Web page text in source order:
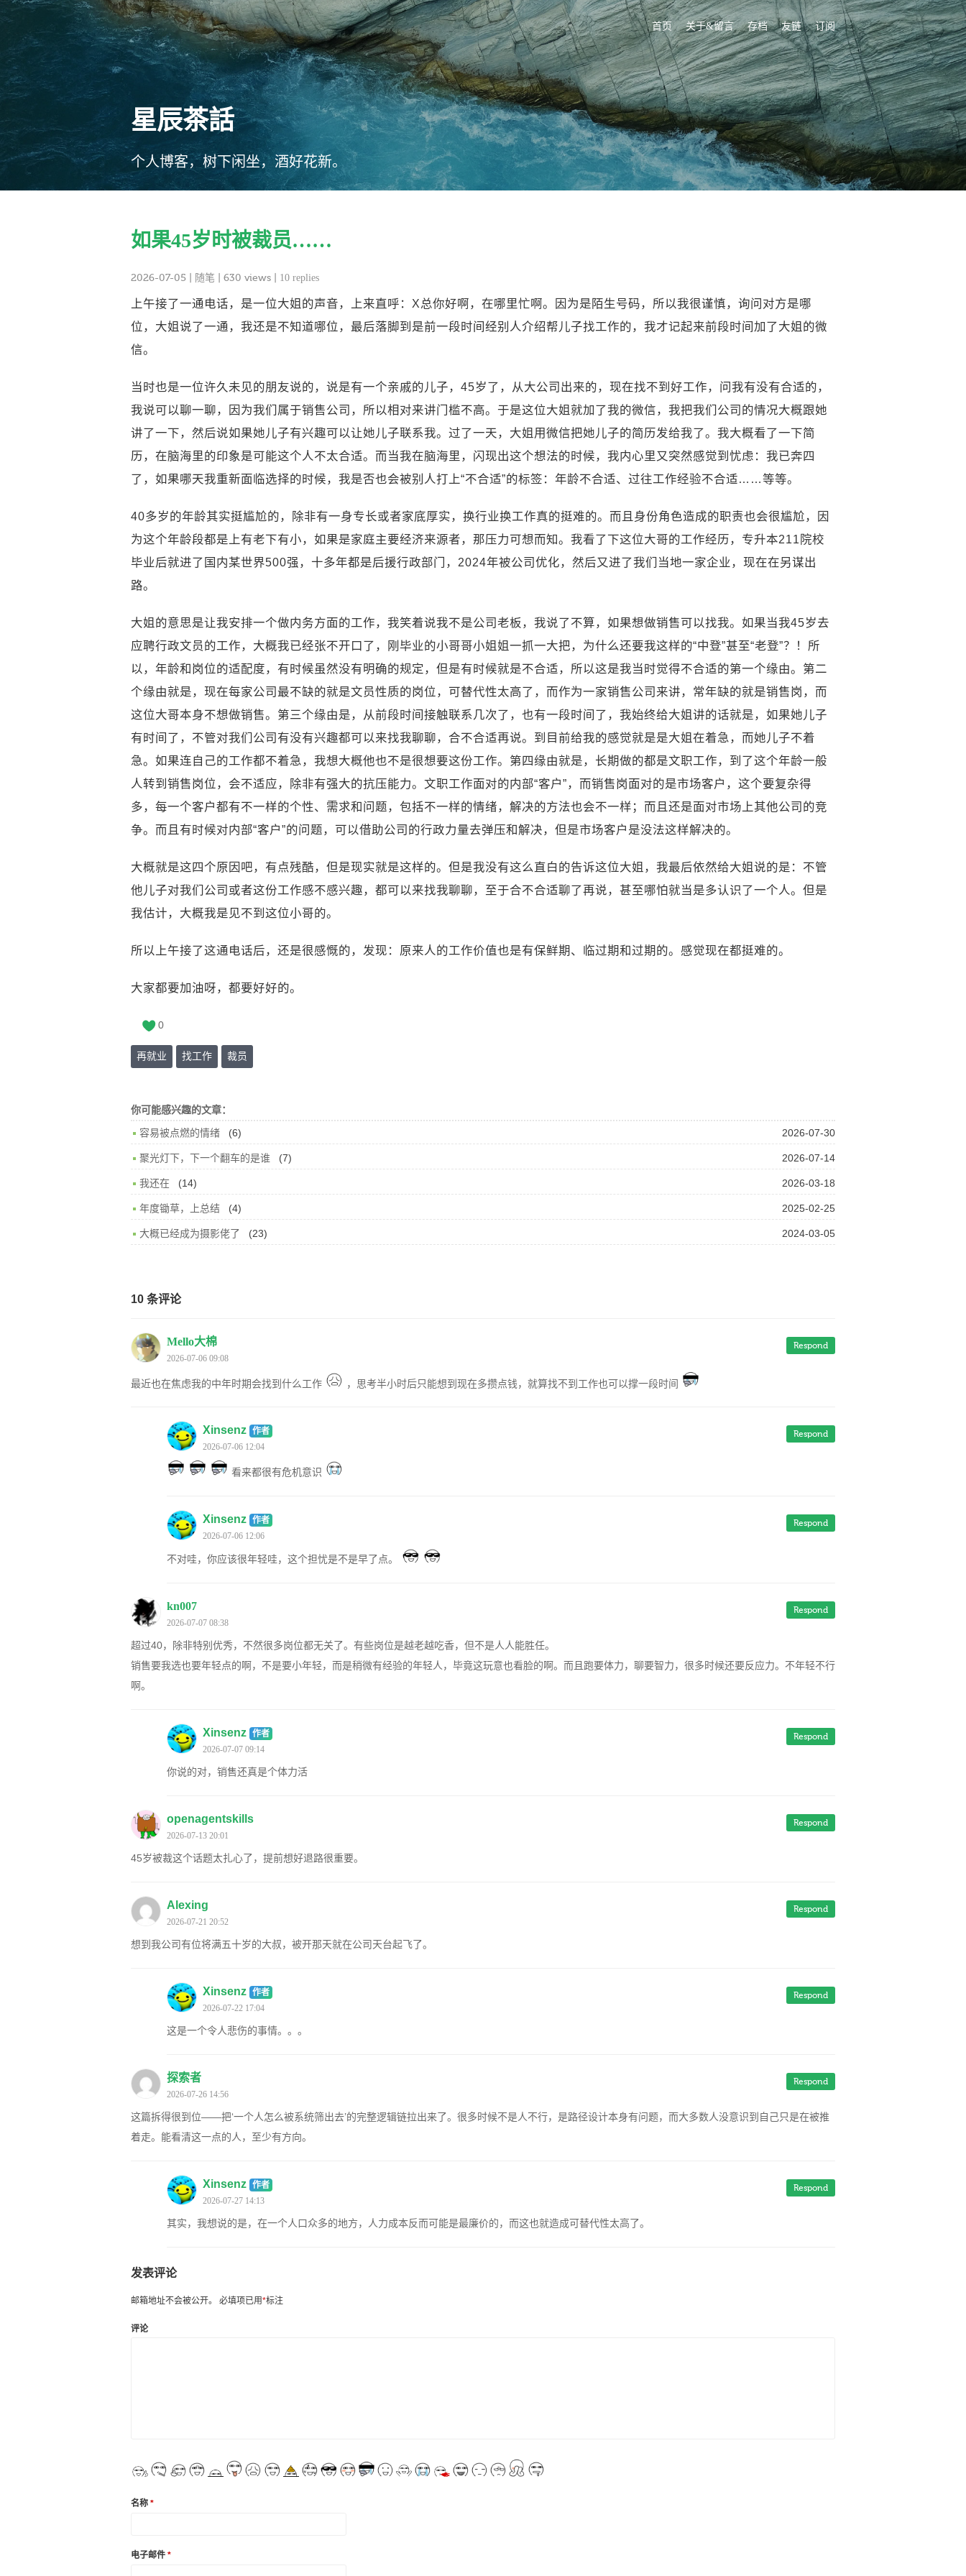
首页 关于&留言 存档 友链 订阅
星辰茶話
个人博客，树下闲坐，酒好花新。
如果45岁时被裁员……
2026-07-05 随笔 | 630 views | 10 replies
上午接了一通电话，是一位大姐的声音，上来直呼：X总你好啊，在哪里忙啊。因为是陌生号码，所以我很谨慎，询问对方是哪
位，大姐说了一通，我还是不知道哪位，最后落脚到是前一段时间经别人介绍帮儿子找工作的，我才记起来前段时间加了大姐的微
信。
当时也是一位许久未见的朋友说的，说是有一个亲戚的儿子，45岁了，从大公司出来的，现在找不到好工作，问我有没有合适的，
我说可以聊一聊，因为我们属于销售公司，所以相对来讲门槛不高。于是这位大姐就加了我的微信，我把我们公司的情况大概跟她
讲了一下，然后说如果她儿子有兴趣可以让她儿子联系我。过了一天，大姐用微信把她儿子的简历发给我了。我大概看了一下简
历，在脑海里的印象是可能这个人不太合适。而当我在脑海里，闪现出这个想法的时候，我内心里又突然感觉到忧虑：我已奔四
了，如果哪天我重新面临选择的时候，我是否也会被别人打上“不合适”的标签：年龄不合适、过往工作经验不合适……等等。
40多岁的年龄其实挺尴尬的，除非有一身专长或者家底厚实，换行业换工作真的挺难的。而且身份角色造成的职责也会很尴尬，因
为这个年龄段都是上有老下有小，如果是家庭主要经济来源者，那压力可想而知。我看了下这位大哥的工作经历，专升本211院校
毕业后就进了国内某世界500强，十多年都是后援行政部门，2024年被公司优化，然后又进了我们当地一家企业，现在在另谋出
路。
大姐的意思是让我安排一个做内务方面的工作，我笑着说我不是公司老板，我说了不算，如果想做销售可以找我。如果当我45岁去
应聘行政文员的工作，大概我已经张不开口了，刚毕业的小哥哥小姐姐一抓一大把，为什么还要我这样的“中登”甚至“老登”？！所
以，年龄和岗位的适配度，有时候虽然没有明确的规定，但是有时候就是不合适，所以这是我当时觉得不合适的第一个缘由。第二
个缘由就是，现在每家公司最不缺的就是文员性质的岗位，可替代性太高了，而作为一家销售公司来讲，常年缺的就是销售岗，而
这位大哥本身不想做销售。第三个缘由是，从前段时间接触联系几次了，也有一段时间了，我始终给大姐讲的话就是，如果她儿子
有时间了，不管对我们公司有没有兴趣都可以来找我聊聊，合不合适再说。到目前给我的感觉就是是大姐在着急，而她儿子不着
急。如果连自己的工作都不着急，我想大概他也不是很想要这份工作。第四缘由就是，长期做的都是文职工作，到了这个年龄一般
人转到销售岗位，会不适应，除非有强大的抗压能力。文职工作面对的内部“客户”，而销售岗面对的是市场客户，这个要复杂得
多，每一个客户都有不一样的个性、需求和问题，包括不一样的情绪，解决的方法也会不一样；而且还是面对市场上其他公司的竞
争。而且有时候对内部“客户”的问题，可以借助公司的行政力量去弹压和解决，但是市场客户是没法这样解决的。
大概就是这四个原因吧，有点残酷，但是现实就是这样的。但是我没有这么直白的告诉这位大姐，我最后依然给大姐说的是：不管
他儿子对我们公司或者这份工作感不感兴趣，都可以来找我聊聊，至于合不合适聊了再说，甚至哪怕就当是多认识了一个人。但是
我估计，大概我是见不到这位小哥的。
所以上午接了这通电话后，还是很感慨的，发现：原来人的工作价值也是有保鲜期、临过期和过期的。感觉现在都挺难的。
大家都要加油呀，都要好好的。
0
再就业 找工作 裁员
你可能感兴趣的文章：
2026-07-30
容易被点燃的情绪 (6)
2026-07-14
聚光灯下，下一个翻车的是谁 (7)
2026-03-18
我还在 (14)
2025-02-25
年度锄草，上总结 (4)
2024-03-05
大概已经成为摄影佬了 (23)
10 条评论
Mello大棉
2026-07-06 09:08
最近也在焦虑我的中年时期会找到什么工作 ，思考半小时后只能想到现在多攒点钱，就算找不到工作也可以撑一段时间
Respond
Xinsenz 作者
2026-07-06 12:04
看来都很有危机意识
Respond
Xinsenz 作者
2026-07-06 12:06
不对哇，你应该很年轻哇，这个担忧是不是早了点。
Respond
kn007
2026-07-07 08:38
超过40，除非特别优秀，不然很多岗位都无关了。有些岗位是越老越吃香，但不是人人能胜任。
销售要我选也要年轻点的啊，不是要小年轻，而是稍微有经验的年轻人，毕竟这玩意也看脸的啊。而且跑要体力，聊要智力，很多时候还要反应力。不年轻不行
啊。
Respond
Xinsenz 作者
2026-07-07 09:14
你说的对，销售还真是个体力活
Respond
openagentskills
2026-07-13 20:01
45岁被裁这个话题太扎心了，提前想好退路很重要。
Respond
Alexing
2026-07-21 20:52
想到我公司有位将满五十岁的大叔，被开那天就在公司天台起飞了。
Respond
Xinsenz 作者
2026-07-22 17:04
这是一个令人悲伤的事情。。。
Respond
探索者
2026-07-26 14:56
这篇拆得很到位——把‘一个人怎么被系统筛出去’的完整逻辑链拉出来了。很多时候不是人不行，是路径设计本身有问题，而大多数人没意识到自己只是在被推
着走。能看清这一点的人，至少有方向。
Respond
Xinsenz 作者
2026-07-27 14:13
其实，我想说的是，在一个人口众多的地方，人力成本反而可能是最廉价的，而这也就造成可替代性太高了。
Respond
发表评论
邮箱地址不会被公开。 必填项已用*标注
评论
名称 *
电子邮件 *